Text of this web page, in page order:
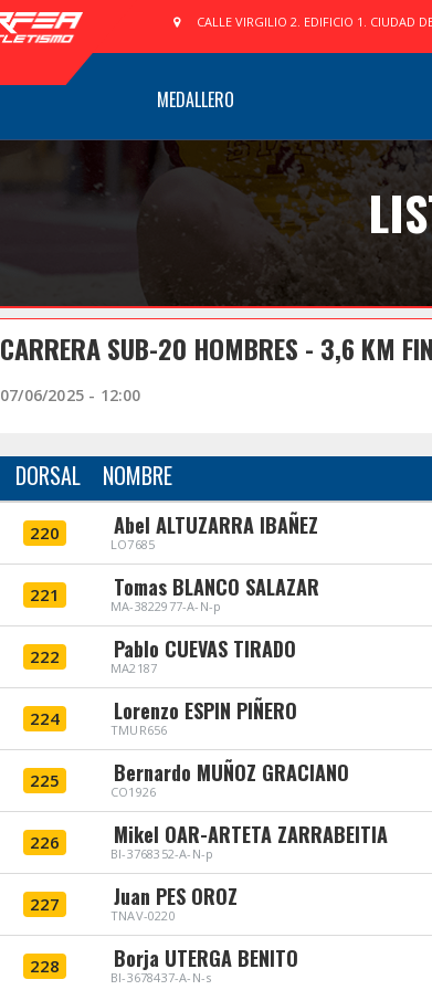
CALLE VIRGILIO 2. EDIFICIO 1. CIUDAD
MEDALLERO
CARRERA SUB-20 HOMBRES - 3,6 KM
07/06/2025 - 12:00
DORSAL NOMBRE
220 Abel ALTUZARRA IBAÑEZ
LO7685
221 Tomas BLANCO SALAZAR
MA-3822977-A-N-p
222 Pablo CUEVAS TIRADO
MA2187
224 Lorenzo ESPIN PIÑERO
TMUR656
225 Bernardo MUÑOZ GRACIANO
CO1926
226 Mikel OAR-ARTETA ZARRABEITIA
BI-3768352-A-N-p
227 Juan PES OROZ
TNAV-0220
228 Borja UTERGA BENITO
BI-3678437-A-N-s